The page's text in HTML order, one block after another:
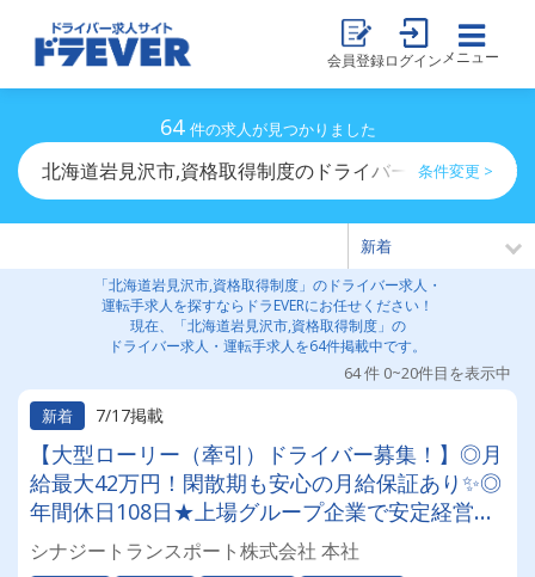
会員登録ログイン メニュー
64 件の求人が見つかりました
北海道岩見沢市,資格取得制度のドライバー求人・運転手
条件変更 >
「北海道岩見沢市,資格取得制度」のドライバー求人・
運転手求人を探すならドラEVERにお任せください！
現在、「北海道岩見沢市,資格取得制度」の
ドライバー求人・運転手求人を64件掲載中です。
64 件 0~20件目を表示中
新着
7/17掲載
【大型ローリー（牽引）ドライバー募集！】◎月
給最大42万円！閑散期も安心の月給保証あり✨◎
年間休日108日★上場グループ企業で安定経営◎
退職金＆再雇用あり◎専属車両＆同乗研修あり！
シナジートランスポート株式会社 本社